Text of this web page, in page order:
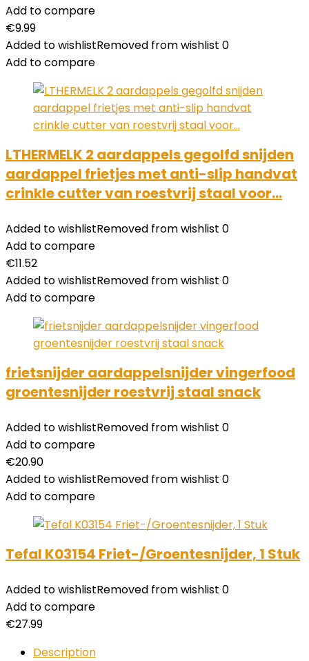
Add to compare
€9.99
Added to wishlistRemoved from wishlist 0
Add to compare
LTHERMELK 2 aardappels gegolfd snijden
aardappel frietjes met anti-slip handvat
crinkle cutter van roestvrij staal voor…
Added to wishlistRemoved from wishlist 0
Add to compare
€11.52
Added to wishlistRemoved from wishlist 0
Add to compare
frietsnijder aardappelsnijder vingerfood
groentesnijder roestvrij staal snack
Added to wishlistRemoved from wishlist 0
Add to compare
€20.90
Added to wishlistRemoved from wishlist 0
Add to compare
Tefal K03154 Friet-/Groentesnijder, 1 Stuk
Added to wishlistRemoved from wishlist 0
Add to compare
€27.99
Description